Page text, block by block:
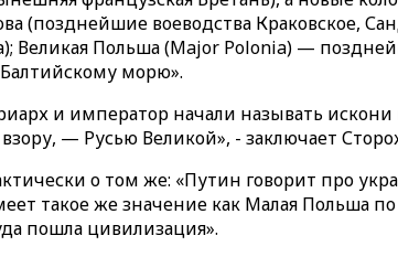
(позднейшие воеводства Краковское,
Великая Польша (Major Polonia) —
морю».
и император начали называть
— Русью Великой», - заключает
о том же: «Путин говорит про
такое же значение как Малая Польша
пошла цивилизация».